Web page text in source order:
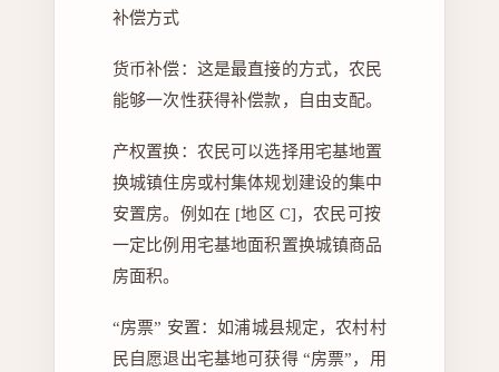
补偿方式
货币补偿：这是最直接的方式，农民
能够一次性获得补偿款，自由支配。
产权置换：农民可以选择用宅基地置
换城镇住房或村集体规划建设的集中
安置房。例如在 [地区 C]，农民可按
一定比例用宅基地面积置换城镇商品
房面积。
“房票” 安置：如浦城县规定，农村村
民自愿退出宅基地可获得 “房票”，用